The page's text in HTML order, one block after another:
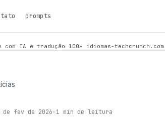
prompts
IA e tradução 100+ idiomas-techcrunch.com
de fev de 2026 · 1 min de leitura